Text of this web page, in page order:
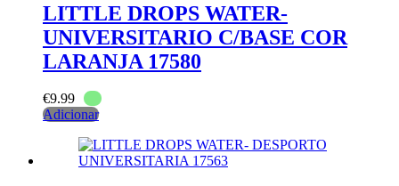
LITTLE DROPS WATER-
UNIVERSITARIO C/BASE COR
LARANJA 17580
€9.99
Adicionar